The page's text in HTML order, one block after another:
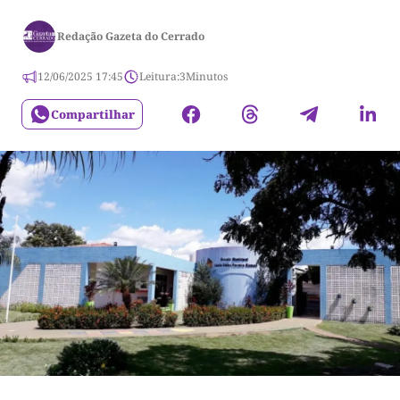
Redação Gazeta do Cerrado
12/06/2025 17:45 Leitura:3Minutos
Compartilhar